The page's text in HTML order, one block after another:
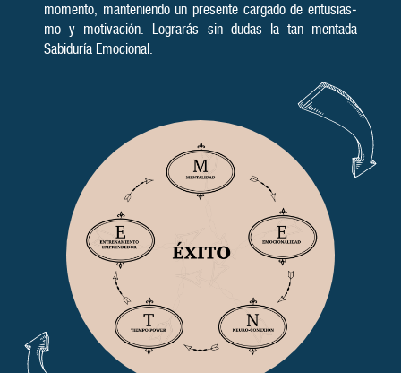
momento, manteniendo un pre­sente car­gado de en­tusias­
mo y motivación. Lograrás sin dudas la tan men­tada
Sabiduría Emocional.